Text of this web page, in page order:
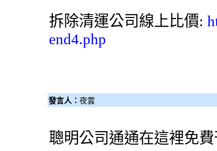
拆除清運公司線上比價:
end4.php
發言人： 夜雲
聰明公司通通在這裡免